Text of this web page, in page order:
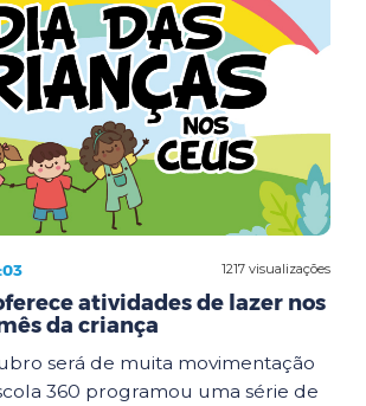
1217 visualizações
atividades de lazer nos
da criança
será de muita movimentação
360 programou uma série de